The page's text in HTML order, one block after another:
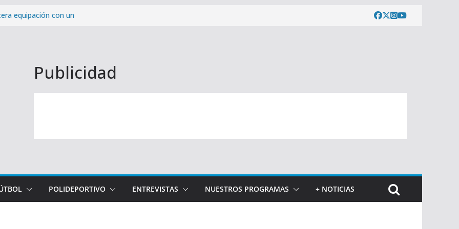
equipación con un
victoria de la pretemporada
del Sol: cómo y cuándo
de abonados con un 99,96%
CF – Levante UD de la
Publicidad
POLIDEPORTIVO ENTREVISTAS NUESTROS PROGRAMAS + NOTICIAS